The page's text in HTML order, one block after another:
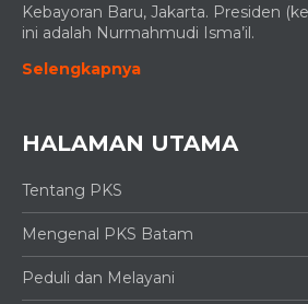
Kebayoran Baru, Jakarta. Presiden
ini adalah Nurmahmudi Isma’il.
Selengkapnya
HALAMAN UTAMA
Tentang PKS
Mengenal PKS Batam
Peduli dan Melayani